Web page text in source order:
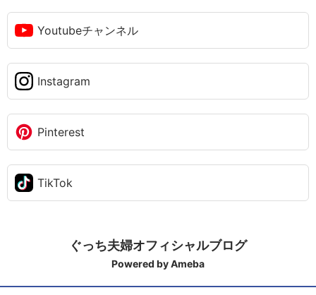
Youtubeチャンネル
Instagram
Pinterest
TikTok
ぐっち夫婦オフィシャルブログ
Powered by Ameba